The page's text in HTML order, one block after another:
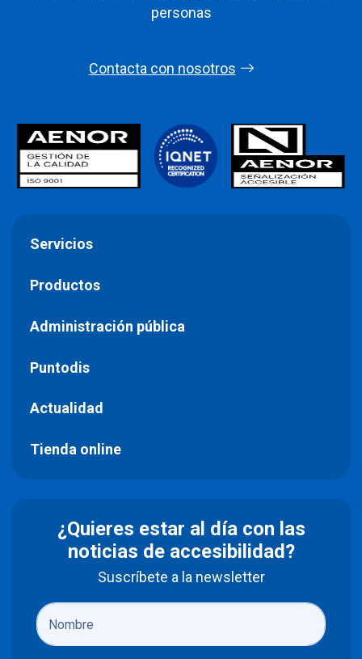
personas
Contacta con nosotros
Servicios
Productos
Administración pública
Puntodis
Actualidad
Tienda online
¿Quieres estar al día con las
noticias de accesibilidad?
Suscríbete a la newsletter